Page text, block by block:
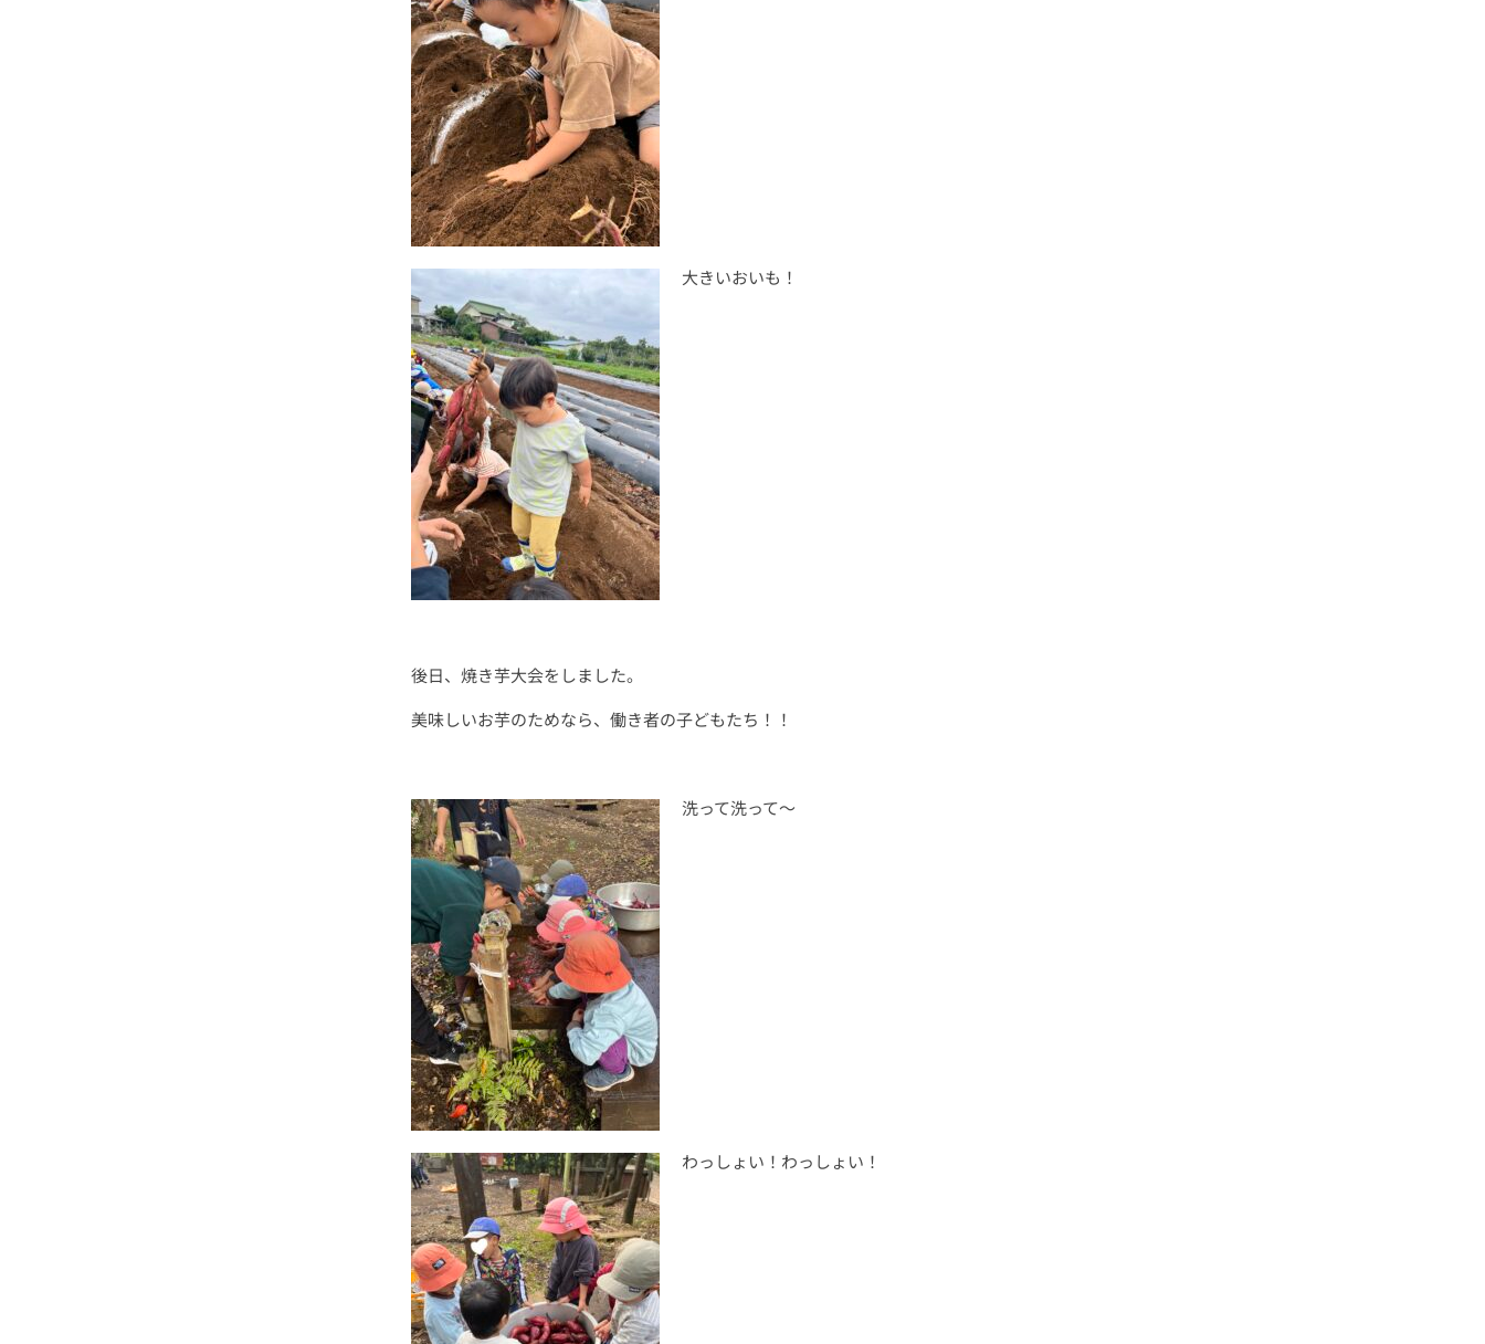
大きいおいも！
後日、焼き芋大会をしました。
美味しいお芋のためなら、働き者の子どもたち！！
洗って洗って〜
わっしょい！わっしょい！